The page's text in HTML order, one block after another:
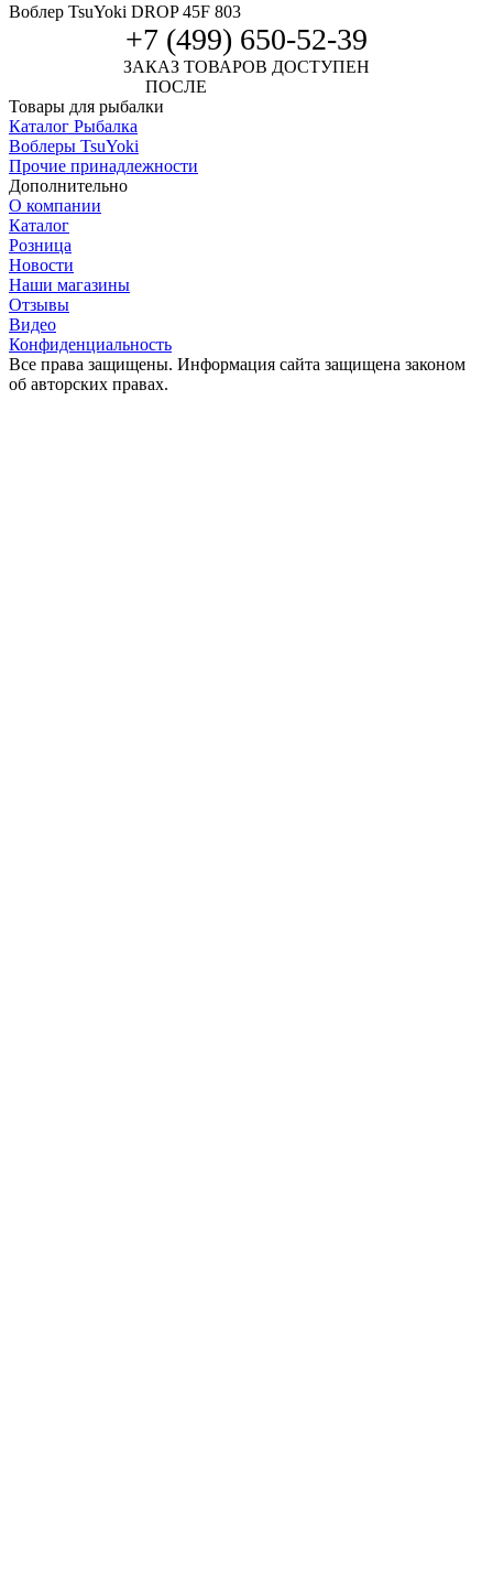
Воблер TsuYoki DROP 45F 803
+7 (499) 650-52-39
ЗАКАЗ ТОВАРОВ ДОСТУПЕН
ПОСЛЕ
Товары для рыбалки
Каталог Рыбалка
Воблеры TsuYoki
Прочие принадлежности
Дополнительно
О компании
Каталог
Розница
Новости
Наши магазины
Отзывы
Видео
Конфиденциальность
Все права защищены. Информация сайта защищена законом
об авторских правах.